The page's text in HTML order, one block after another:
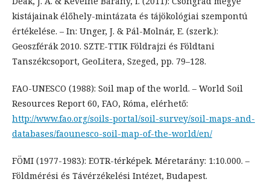
kistájainak élőhely-mintázata és tájökológiai szempontú
értékelése. – In: Unger, J. & Pál-Molnár, E. (szerk.):
Geoszférák 2010. SZTE-TTIK Földrajzi és Földtani
Tanszékcsoport, GeoLitera, Szeged, pp. 79–128.
FAO-UNESCO (1988): Soil map of the world. – World Soil
Resources Report 60, FAO, Róma, elérhető:
http://www.fao.org/soils-portal/soil-survey/soil-maps-and-
databases/faounesco-soil-map-of-the-world/en/
FÖMI (1977-1983): EOTR-térképek. Méretarány: 1:10.000. –
Földmérési és Távérzékelési Intézet, Budapest.